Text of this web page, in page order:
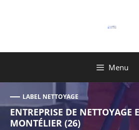
Menu
LABEL NETTOYAGE
ENTREPRISE DE NETTOYAGE
MONTÉLIER (26)